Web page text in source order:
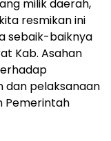
milik daerah,
resmikan ini
sebaik-baiknya
Kab. Asahan
dan pelaksanaan
Pemerintah